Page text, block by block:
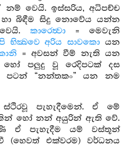
නම් වෙයි. ඉස්සරිය, අධිපච්ච
බිඳීම සිදු නොවේය යන්න
කාරෙත්‍වා = මෙවැනි
භික්‍ඛවෙ අරිය සාවකො යන
= අවසන් වීම් නැති යන
හෝ පලුදු වූ රෙදිපටක් දස
පටන් “නන්තකං” යන නම
පැහැදීමෙන්. ඒ මේ
හෝ නන් අයුරින් ඇති වේ.
ඒ පැහැදීම යම් වස්තූන්
(හෙවත් එක්වරම) වර්ධනය